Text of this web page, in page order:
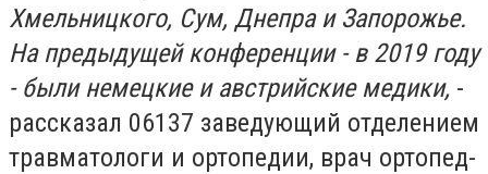
Хмельницкого, Сум, Днепра и Запорожье.
На предыдущей конференции - в 2019 году
- были немецкие и австрийские медики, -
рассказал 06137 заведующий отделением
травматологи и ортопедии, врач ортопед-